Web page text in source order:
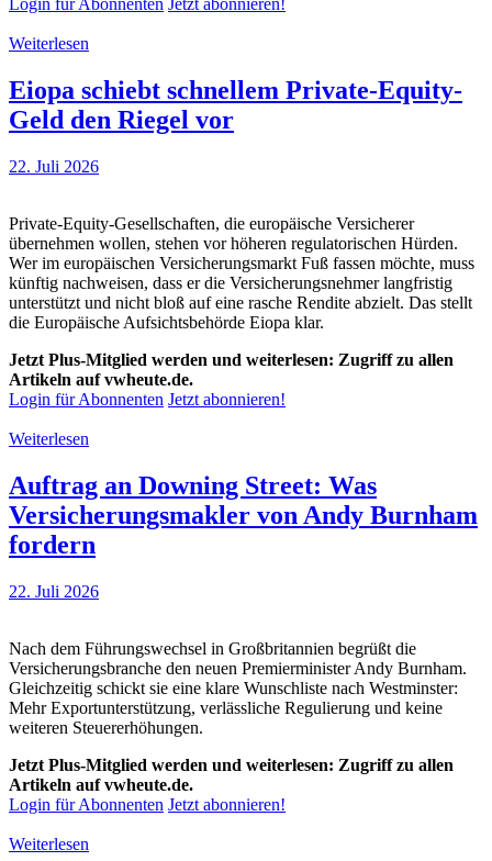
Login für Abonnenten Jetzt abonnieren!
Weiterlesen
Eiopa schiebt schnellem Private-Equity-
Geld den Riegel vor
22. Juli 2026
Private-Equity-Gesellschaften, die europäische Versicherer
übernehmen wollen, stehen vor höheren regulatorischen Hürden.
Wer im europäischen Versicherungsmarkt Fuß fassen möchte, muss
künftig nachweisen, dass er die Versicherungsnehmer langfristig
unterstützt und nicht bloß auf eine rasche Rendite abzielt. Das stellt
die Europäische Aufsichtsbehörde Eiopa klar.
Jetzt Plus-Mitglied werden und weiterlesen: Zugriff zu allen
Artikeln auf vwheute.de.
Login für Abonnenten Jetzt abonnieren!
Weiterlesen
Auftrag an Downing Street: Was
Versicherungsmakler von Andy Burnham
fordern
22. Juli 2026
Nach dem Führungswechsel in Großbritannien begrüßt die
Versicherungsbranche den neuen Premierminister Andy Burnham.
Gleichzeitig schickt sie eine klare Wunschliste nach Westminster:
Mehr Exportunterstützung, verlässliche Regulierung und keine
weiteren Steuererhöhungen.
Jetzt Plus-Mitglied werden und weiterlesen: Zugriff zu allen
Artikeln auf vwheute.de.
Login für Abonnenten Jetzt abonnieren!
Weiterlesen